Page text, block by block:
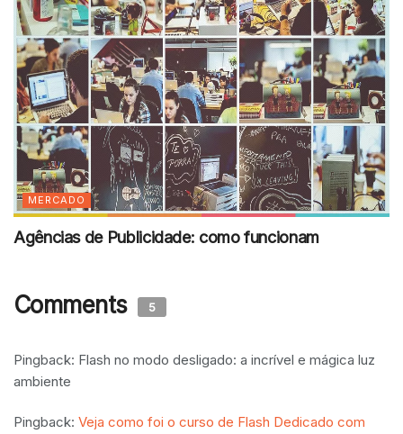
MERCADO
Agências de Publicidade: como funcionam
Comments 5
Pingback: Flash no modo desligado: a incrível e mágica luz
ambiente
Pingback: Veja como foi o curso de Flash Dedicado com